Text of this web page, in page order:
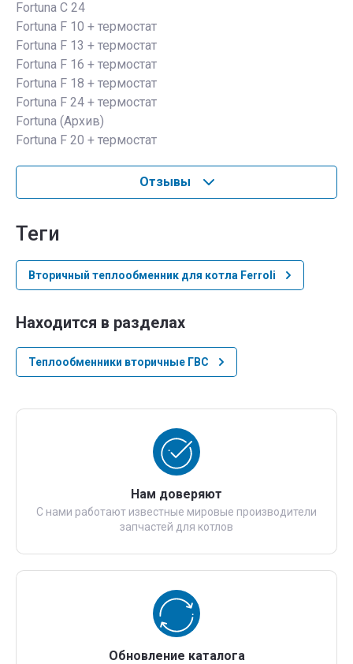
Fortuna C 24
Fortuna F 10 + термостат
Fortuna F 13 + термостат
Fortuna F 16 + термостат
Fortuna F 18 + термостат
Fortuna F 24 + термостат
Fortuna (Архив)
Fortuna F 20 + термостат
Отзывы
теги
Вторичный теплообменник для котла Ferroli
Находится в разделах
Теплообменники вторичные ГВС
Нам доверяют
С нами работают известные мировые производители
запчастей для котлов
Обновление каталога